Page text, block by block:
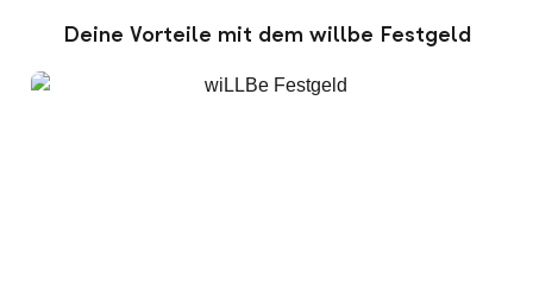
Deine Vorteile mit dem willbe Festgeld